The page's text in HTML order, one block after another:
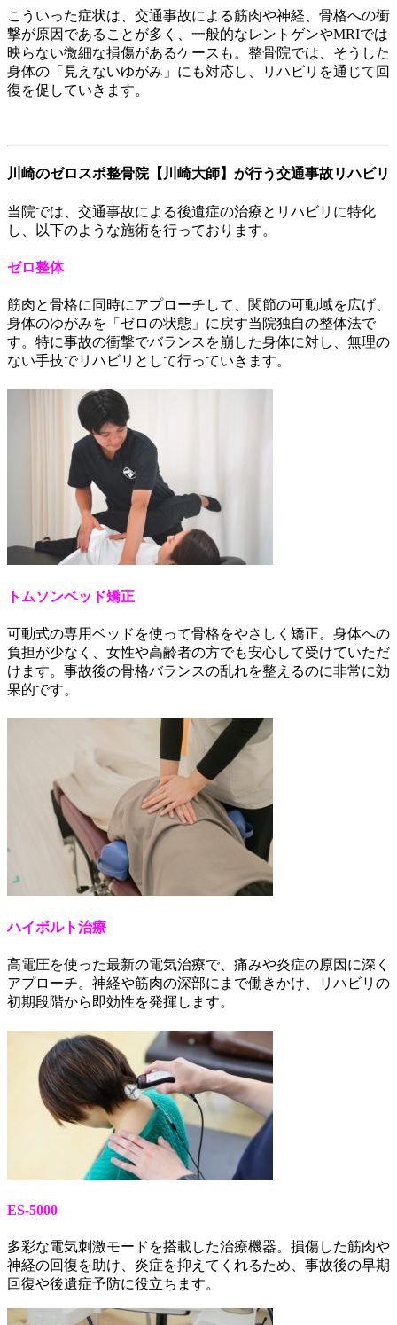
こういった症状は、交通事故による筋肉や神経、骨格への衝
撃が原因であることが多く、一般的なレントゲンやMRIでは
映らない微細な損傷があるケースも。整骨院では、そうした
身体の「見えないゆがみ」にも対応し、リハビリを通じて回
復を促していきます。
川崎のゼロスポ整骨院【川崎大師】が行う交通事故リハビリ
当院では、交通事故による後遺症の治療とリハビリに特化
し、以下のような施術を行っております。
ゼロ整体
筋肉と骨格に同時にアプローチして、関節の可動域を広げ、
身体のゆがみを「ゼロの状態」に戻す当院独自の整体法で
す。特に事故の衝撃でバランスを崩した身体に対し、無理の
ない手技でリハビリとして行っていきます。
トムソンベッド矯正
可動式の専用ベッドを使って骨格をやさしく矯正。身体への
負担が少なく、女性や高齢者の方でも安心して受けていただ
けます。事故後の骨格バランスの乱れを整えるのに非常に効
果的です。
ハイボルト治療
高電圧を使った最新の電気治療で、痛みや炎症の原因に深く
アプローチ。神経や筋肉の深部にまで働きかけ、リハビリの
初期段階から即効性を発揮します。
ES-5000
多彩な電気刺激モードを搭載した治療機器。損傷した筋肉や
神経の回復を助け、炎症を抑えてくれるため、事故後の早期
回復や後遺症予防に役立ちます。